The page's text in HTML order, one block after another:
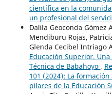
científica en la
un profesional del
Dalila Geoconda Gómez
Mendiburu Rojas,
Glenda Cecibel Intriago
Educación Superior.
Técnica de Babahoyo ,
101 (2024): La
pilares de la Educación